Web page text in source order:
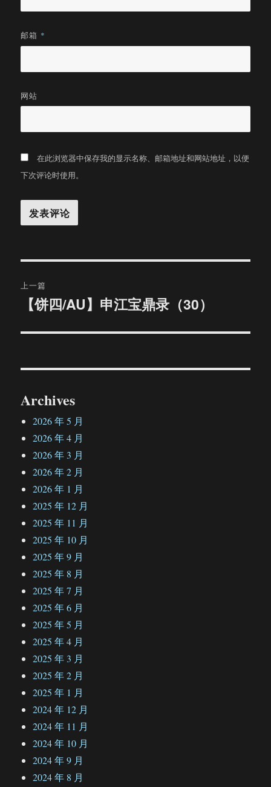
邮箱 *
网站
在此浏览器中保存我的显示名称、邮箱地址和网站地址，以便
下次评论时使用。
章
上一篇
文
【饼四/AU】申江宝鼎录（30）
Archives
2026 年 5 月
2026 年 4 月
2026 年 3 月
2026 年 2 月
2026 年 1 月
2025 年 12 月
2025 年 11 月
2025 年 10 月
2025 年 9 月
2025 年 8 月
2025 年 7 月
2025 年 6 月
2025 年 5 月
2025 年 4 月
2025 年 3 月
2025 年 2 月
2025 年 1 月
2024 年 12 月
2024 年 11 月
2024 年 10 月
2024 年 9 月
2024 年 8 月